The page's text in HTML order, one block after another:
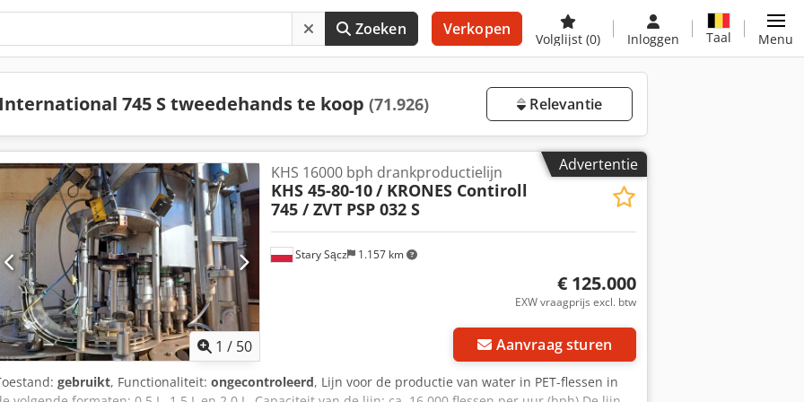
Zoeken Verkopen
Volglijst (0) Inloggen Taal Menu
International 745 S tweedehands te koop (71.926) Relevantie
Advertentie
1 / 50
Stary Sącz 1.157 km
KHS 16000 bph drankproductielijn
KHS 45-80-10/ KRONES Contiroll
745 / ZVT PSP 032 S
€ 125.000
EXW vraagprijs excl. btw
Aanvraag sturen
gebruikt, Functionaliteit: ongecontroleerd, Lijn voor de productie van water in PET-flessen in